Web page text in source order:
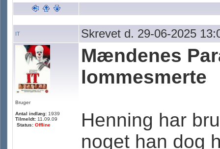
IT Skrevet d. 29-06-2025
Bruger
Antal indlæg: 1939
Tilmeldt: 11.09.09
Status: Offline
Mændenes
lommesmerte
Henning har
noget han dog